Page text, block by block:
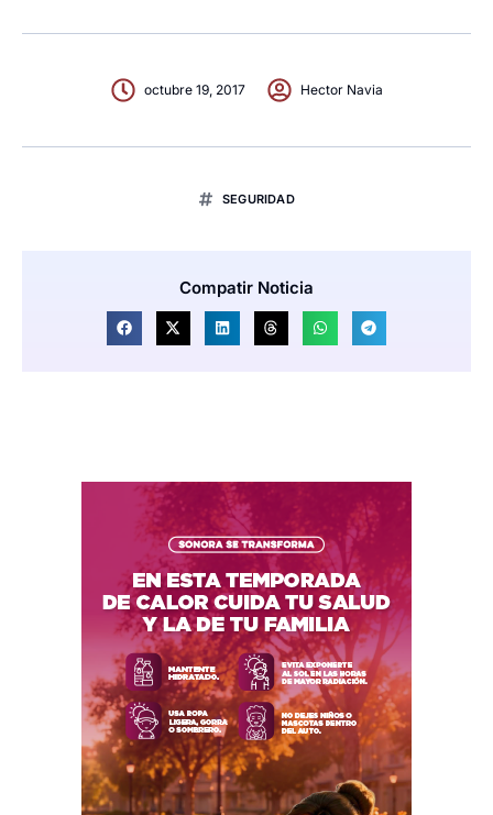
octubre 19, 2017 Hector Navia
SEGURIDAD
Compatir Noticia